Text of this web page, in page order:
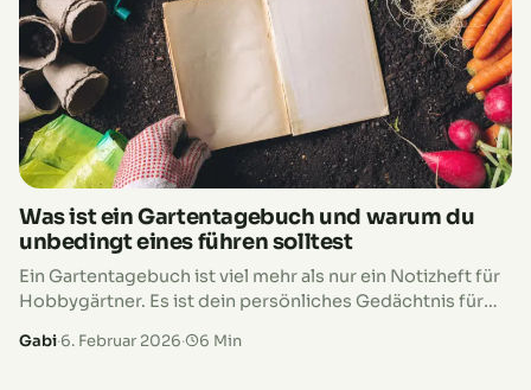
Was ist ein Gartentagebuch und warum du
unbedingt eines führen solltest
Ein Gartentagebuch ist viel mehr als nur ein Notizheft für
Hobbygärtner. Es ist dein persönliches Gedächtnis für
im Frühling…
Gabi·6. Februar 2026· 6 Min